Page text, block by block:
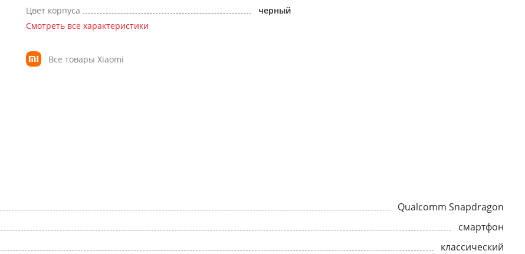
Цвет корпуса
черный
Смотреть все характеристики
Все товары Xiaomi
Qualcomm Snapdragon
смартфон
классический